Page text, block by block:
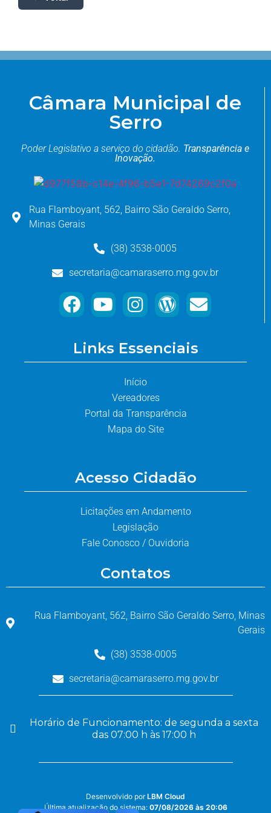
Câmara Municipal de
Serro
Poder Legislativo a serviço do cidadão. Transparência e
Inovação.
Rua Flamboyant, 562, Bairro São Geraldo Serro,
Minas Gerais
(38) 3538-0005
secretaria@camaraserro.mg.gov.br
Links Essenciais
Início
Vereadores
Portal da Transparência
Mapa do Site
Acesso Cidadão
Licitações em Andamento
Legislação
Fale Conosco / Ouvidoria
Contatos
Rua Flamboyant, 562, Bairro São Geraldo Serro, Minas
Gerais
(38) 3538-0005
secretaria@camaraserro.mg.gov.br
Horário de Funcionamento: de segunda a sexta
das 07:00 h às 17:00 h
Desenvolvido porLBM Cloud
Última atualização do sistema: 07/08/2026 às 20:06